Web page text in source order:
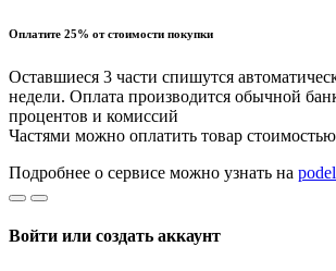
Оплатите 25% от стоимости покупки
Оставшиеся 3 части спишутся
недели. Оплата производится обычной
процентов и комиссий
Частями можно оплатить товар
Подробнее о сервисе можно узнать на
Войти или создать аккаунт